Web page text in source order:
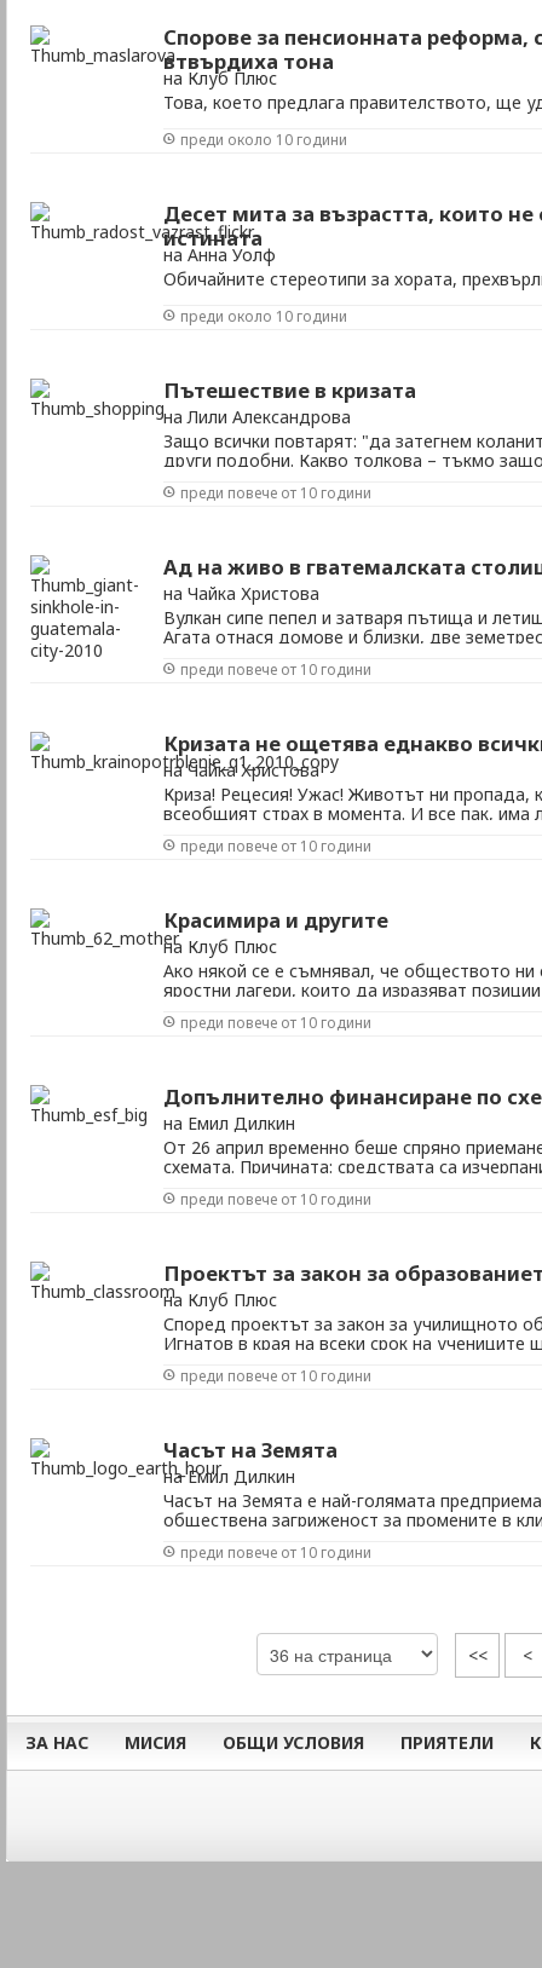
Спорове за пенсионната реформа,
втвърдиха тона
на Клуб Плюс
Това, което предлага правителството, ще
предпенсионна и пенсионна възраст,
министър Емилия Масларова ден, след като
преди около 10 години
Десет мита за възрастта, които не
истината
на Анна Уолф
Обичайните стереотипи за хората,
окажат опасни, ако им повярваме и се
път, когато баба ми забравеше къде е
преди около 10 години
Пътешествие в кризата
на Лили Александрова
Защо всички повтарят: "да затегнем
други подобни. Какво толкова – тъкмо
магазините. Винаги може да намери нещо,
преди повече от 10 години
Ад на живо в гватемалската
на Чайка Христова
Вулкан сипе пепел и затваря пътища и
Агата отнася домове и близки, две
машините. Порой, пепел и падащи камъни.
преди повече от 10 години
Кризата не ощетява еднакво
на Чайка Христова
Криза! Рецесия! Ужас! Животът ни пропада,
всеобщият страх в момента. И все пак, има
благосъстояние, но въздействието ѝ е
преди повече от 10 години
Красимира и другите
на Клуб Плюс
Ако някой се е съмнявал, че обществото ни
яростни лагери, които да изразяват
Димитрова роди две момиченца, заченати
преди повече от 10 години
Допълнително финансиране по
на Емил Дилкин
От 26 април временно беше спряно
схемата. Причината: средствата са
се е случило и каква е равносметката на
преди повече от 10 години
Проектът за закон за
на Клуб Плюс
Според проектът за закон за училищното
Игнатов в края на всеки срок на учениците
„похвално”, „добро” или „нуждае се от
преди повече от 10 години
Часът на Земята
на Емил Дилкин
Часът на Земята е най-голямата
обществена загриженост за промените в
Ки-мун. На 27 март, събота, от 20:30 ч
преди повече от 10 години
<< <
ЗА НАС МИСИЯ ОБЩИ УСЛОВИЯ ПРИЯТЕЛИ